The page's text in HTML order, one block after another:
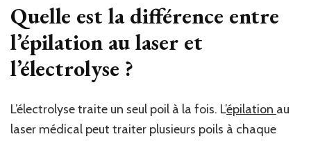
Quelle est la différence entre
l’épilation au laser et
l’électrolyse ?
L’électrolyse traite un seul poil à la fois. L’épilation au
laser médical peut traiter plusieurs poils à chaque